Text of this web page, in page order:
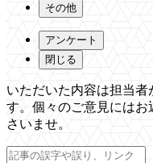
その他
アンケート
閉じる
いただいた内容は担当者
す。個々のご意見には
さいませ。